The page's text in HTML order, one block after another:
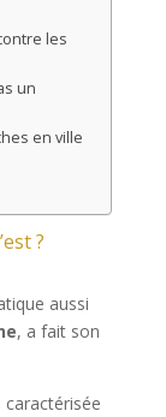
les
un
en ville
?
aussi
, a fait son
caractérisée